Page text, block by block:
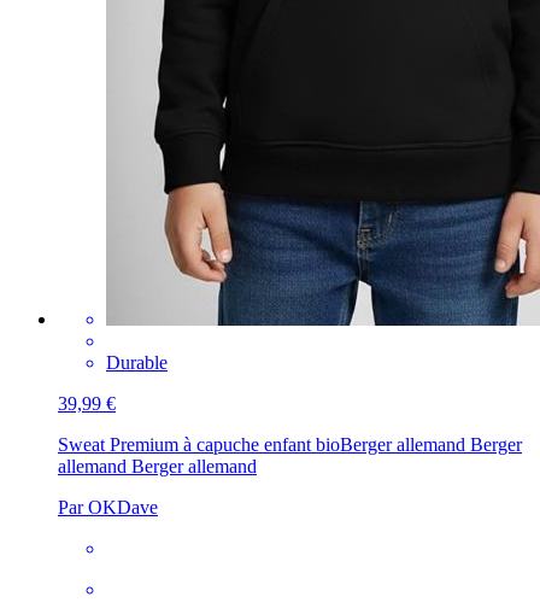
Durable
39,99 €
Sweat Premium à capuche enfant bioBerger allemand Berger
allemand Berger allemand
Par OKDave